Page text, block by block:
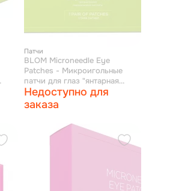
Патчи
BLOM Microneedle Eye
Patches - Микроигольные
патчи для глаз "янтарная
кислота" 1 пара
Недоступно для
заказа